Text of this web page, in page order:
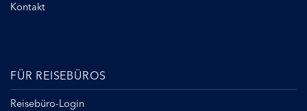
Kontakt
FÜR REISEBÜROS
Reisebüro-Login